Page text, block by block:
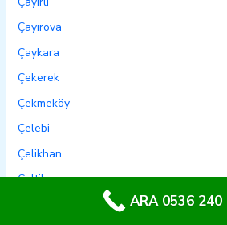
Çayırova
Çaykara
Çekerek
Çekmeköy
Çelebi
Çelikhan
Çeltik
ARA 0536 240